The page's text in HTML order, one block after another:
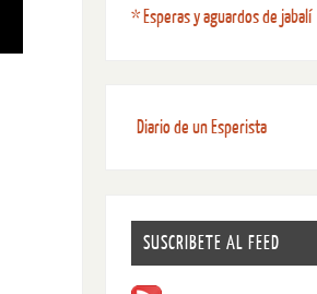
* Esperas y aguardos de jabalí
Diario de un Esperista
SUSCRIBETE AL FEED